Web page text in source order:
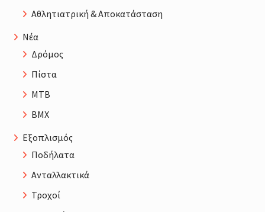
Αθλητιατρική & Αποκατάσταση
Νέα
Δρόμος
Πίστα
MTB
BMX
Εξοπλισμός
Ποδήλατα
Ανταλλακτικά
Τροχοί